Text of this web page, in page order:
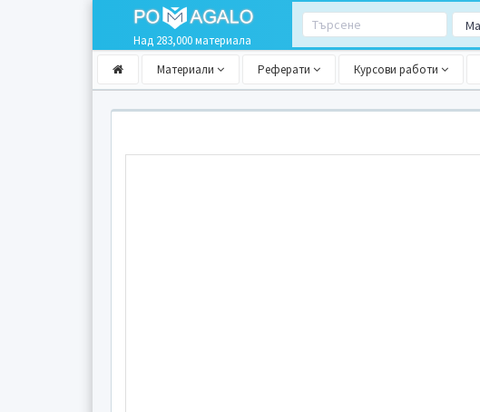
Над 283,000 материала
Материали Реферати Курсови работи